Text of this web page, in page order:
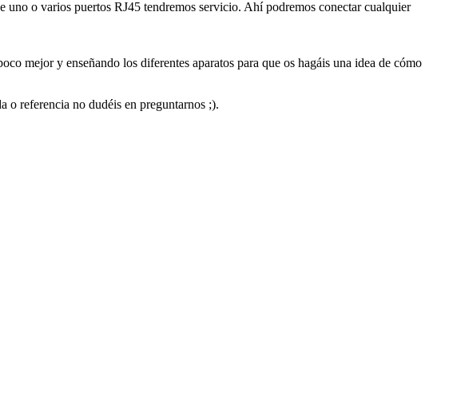
uno o varios puertos RJ45 tendremos servicio. Ahí podremos conectar cualquier
mejor y enseñando los diferentes aparatos para que os hagáis una idea de cómo
o referencia no dudéis en preguntarnos ;).